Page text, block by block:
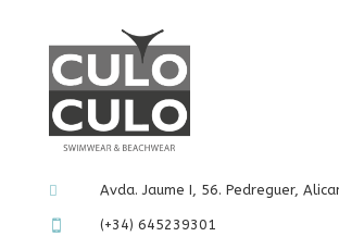
 Avda. Jaume I, 56. Pedreguer,
 (+34) 645239301